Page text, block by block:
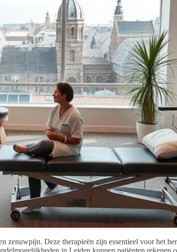
zenuwpijn. Deze therapieën zijn essentieel voor het